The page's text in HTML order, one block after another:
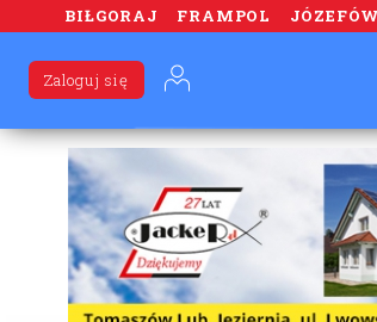
BIŁGORAJ FRAMPOL JÓZEFÓW
Zaloguj się